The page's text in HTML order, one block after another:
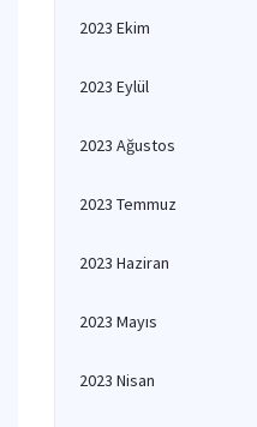
2023 Ekim
2023 Eylül
2023 Ağustos
2023 Temmuz
2023 Haziran
2023 Mayıs
2023 Nisan